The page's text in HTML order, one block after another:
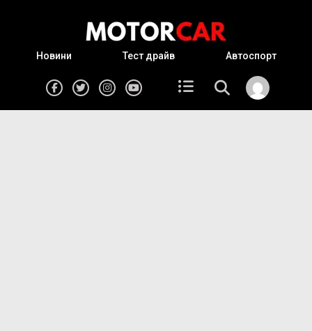
Новини Тест драйв Автоспорт